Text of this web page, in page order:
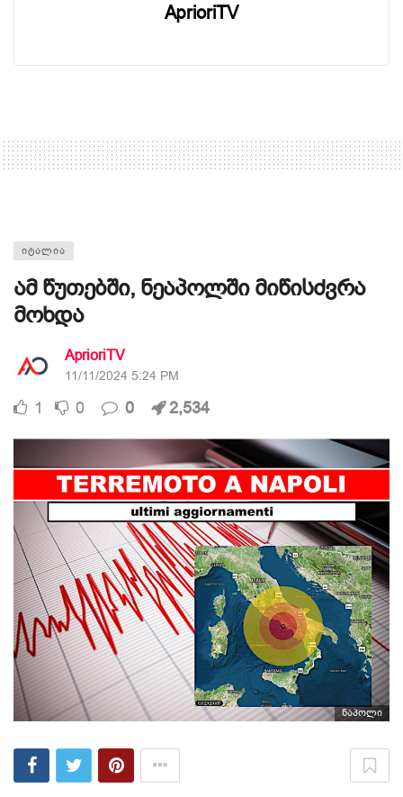
AprioriTV
ᲘᲢᲐᲚᲘᲐ
ამ წუთებში, ნეაპოლში მიწისძვრა
მოხდა
AprioriTV
11/11/2024 5:24 PM
1 0 0 2,534
ნაპოლი